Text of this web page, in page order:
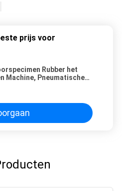
prijs voor
Rubber het
Machine, Pneumatische